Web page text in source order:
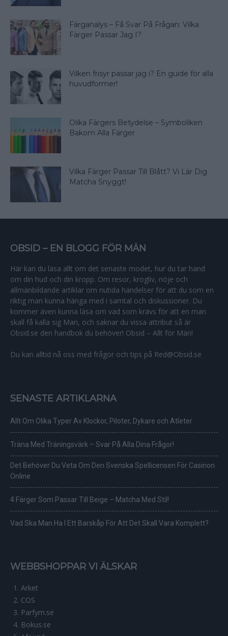
Färganalys – Få Svar På Frågan: Vilka
Färger Passar Jag I?
Vilken frisyr passar jag i? En guide för alla
huvudformer!
Olika Färgers Betydelse – Symboliken
Bakom Alla Färger
Vilka Färger Passar Till Blått? Vi Lär Dig
Matcha Snyggt!
OBSID – EN BLOGG FÖR MÄN
Här kan du läsa allt om det senaste modet, hur du tar hand
om din hud och din kropp. Om resor, krogliv, nöje och
allmänbildande artiklar om nutida händelser för att du som en
riktig man kunna hänga med i samtal och diskussioner. Du
kommer även kunna läsa om vad som krävs för att en man
skall få kalla sig Man, och saknar du vissa attribut så är
Obsid.se den handbok du behöver! Obsid – Allt för Män!
Du kan alltid nå oss med frågor och tips på Red@Obsid.se
SENASTE ARTIKLARNA
Allt Om Olika Typer Av Klockor, Piloter, Dykare och Atleter
Träna Med Träningsvärk – Svar På Alla Dina Frågor!
Det Behöver Du Veta Om Den Svenska Spellicensen För Casinon
Online
4 Färger Som Passar Till Beige – Matcha Med Stil!
Vad Ska Man Ha I Ett Barskåp För Att Det Skall Vara Komplett?
WEBBSHOPPAR VI ÄLSKAR
Arket
COS
Parfym.se
Bokus.se